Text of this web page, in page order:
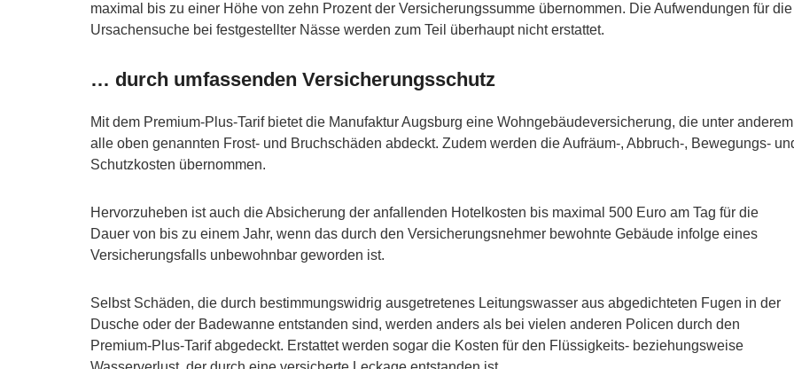
maximal bis zu einer Höhe von zehn Prozent der Versicherungssumme übernommen. Die Aufwendungen für die
Ursachensuche bei festgestellter Nässe werden zum Teil überhaupt nicht erstattet.
… durch umfassenden Versicherungsschutz
Mit dem Premium-Plus-Tarif bietet die Manufaktur Augsburg eine Wohngebäudeversicherung, die unter anderem
alle oben genannten Frost- und Bruchschäden abdeckt. Zudem werden die Aufräum-, Abbruch-, Bewegungs-
Schutzkosten übernommen.
Hervorzuheben ist auch die Absicherung der anfallenden Hotelkosten bis maximal 500 Euro am Tag für die
Dauer von bis zu einem Jahr, wenn das durch den Versicherungsnehmer bewohnte Gebäude infolge eines
Versicherungsfalls unbewohnbar geworden ist.
Selbst Schäden, die durch bestimmungswidrig ausgetretenes Leitungswasser aus abgedichteten Fugen in der
Dusche oder der Badewanne entstanden sind, werden anders als bei vielen anderen Policen durch den
Premium-Plus-Tarif abgedeckt. Erstattet werden sogar die Kosten für den Flüssigkeits- beziehungsweise